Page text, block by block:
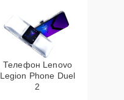
Телефон Lenovo
Legion Phone Duel
2